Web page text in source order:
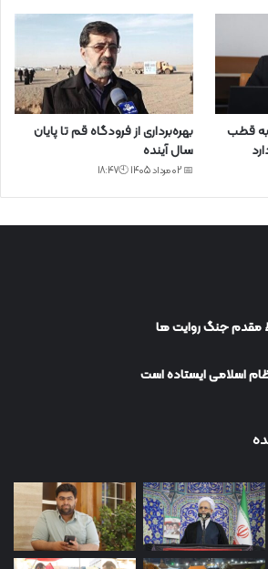
قطب
بهره‌برداری از فرودگاه قم تا پایان
سال آینده
📅 02 مرداد 1405 🕙18:47
مقدم جنگ روایت ها
اسلامی ایستاده است